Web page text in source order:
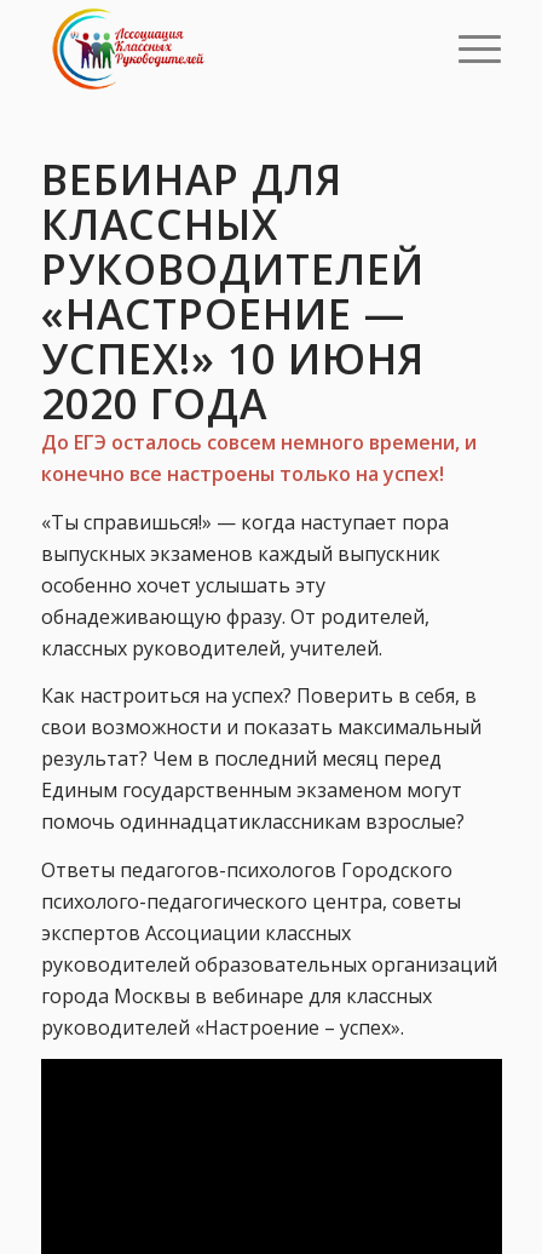
ВЕБИНАР ДЛЯ
КЛАССНЫХ
РУКОВОДИТЕЛЕЙ
«НАСТРОЕНИЕ —
УСПЕХ!» 10 ИЮНЯ
2020 ГОДА
До ЕГЭ осталось совсем немного времени, и
конечно все настроены только на успех!
«Ты справишься!» — когда наступает пора
выпускных экзаменов каждый выпускник
особенно хочет услышать эту
обнадеживающую фразу. От родителей,
классных руководителей, учителей.
Как настроиться на успех? Поверить в себя, в
свои возможности и показать максимальный
результат? Чем в последний месяц перед
Единым государственным экзаменом могут
помочь одиннадцатиклассникам взрослые?
Ответы педагогов-психологов Городского
психолого-педагогического центра, советы
экспертов Ассоциации классных
руководителей образовательных организаций
города Москвы в вебинаре для классных
руководителей «Настроение – успех».